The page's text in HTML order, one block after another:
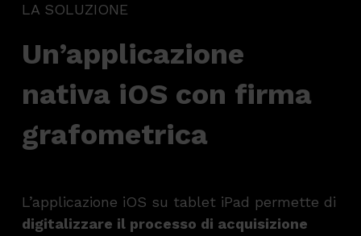
LA SOLUZIONE
Un’applicazione
nativa iOS con firma
grafometrica
L’applicazione iOS su tablet iPad permette di
digitalizzare il processo di acquisizione